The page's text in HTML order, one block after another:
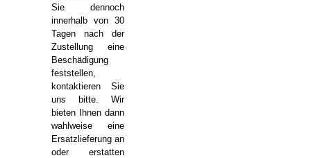
Sie dennoch
innerhalb von 30
Tagen nach der
Zustellung eine
Beschädigung
feststellen,
kontaktieren Sie
uns bitte. Wir
bieten Ihnen dann
wahlweise eine
Ersatzlieferung an
oder erstatten